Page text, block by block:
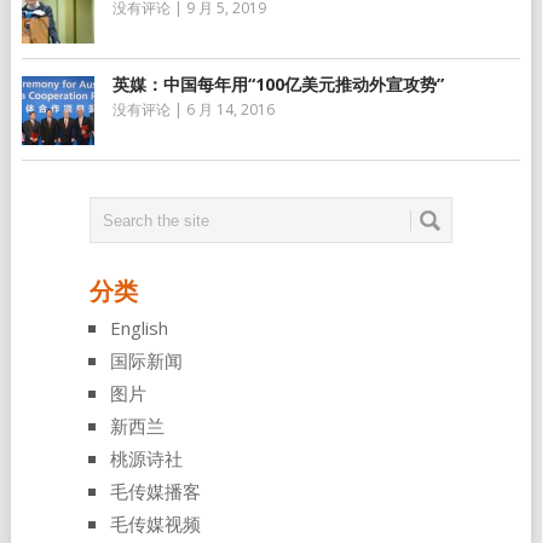
没有评论 | 9 月 5, 2019
英媒：中国每年用“100亿美元推动外宣攻势”
没有评论 | 6 月 14, 2016
分类
English
国际新闻
图片
新西兰
桃源诗社
毛传媒播客
毛传媒视频